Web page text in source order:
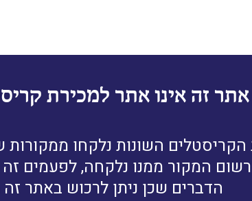
אתר זה אינו אתר למכירת
הקריסטלים השונות נלקחו
המקור ממנו נלקחה, לפעמים
הדברים שכן ניתן לרכוש באתר